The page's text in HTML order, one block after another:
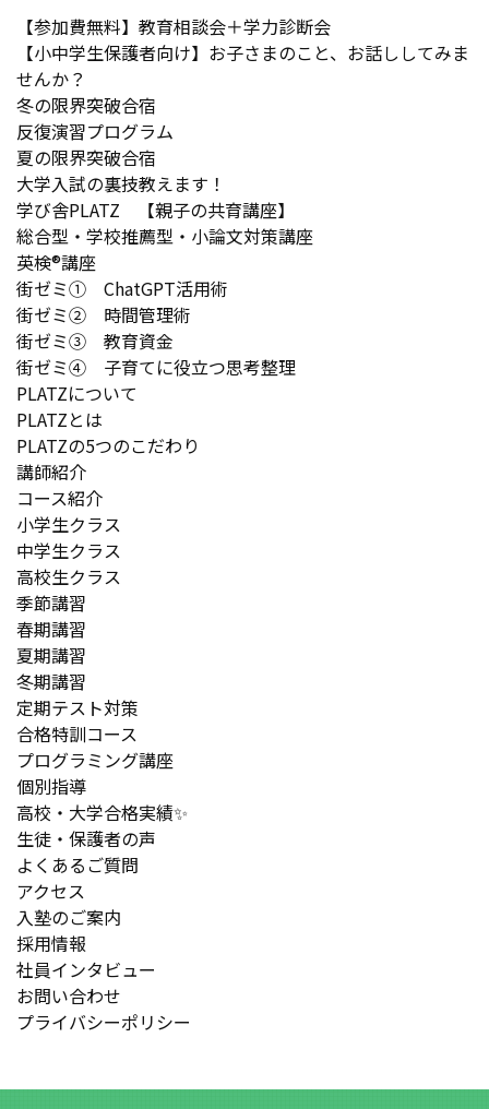
【参加費無料】教育相談会＋学力診断会
【小中学生保護者向け】お子さまのこと、お話ししてみま
せんか？
冬の限界突破合宿
反復演習プログラム
夏の限界突破合宿
大学入試の裏技教えます！
学び舎PLATZ 【親子の共育講座】
総合型・学校推薦型・小論文対策講座
英検®講座
街ゼミ① ChatGPT活用術
街ゼミ② 時間管理術
街ゼミ③ 教育資金
街ゼミ④ 子育てに役立つ思考整理
PLATZについて
PLATZとは
PLATZの5つのこだわり
講師紹介
コース紹介
小学生クラス
中学生クラス
高校生クラス
季節講習
春期講習
夏期講習
冬期講習
定期テスト対策
合格特訓コース
プログラミング講座
個別指導
高校・大学合格実績✨
生徒・保護者の声
よくあるご質問
アクセス
入塾のご案内
採用情報
社員インタビュー
お問い合わせ
プライバシーポリシー